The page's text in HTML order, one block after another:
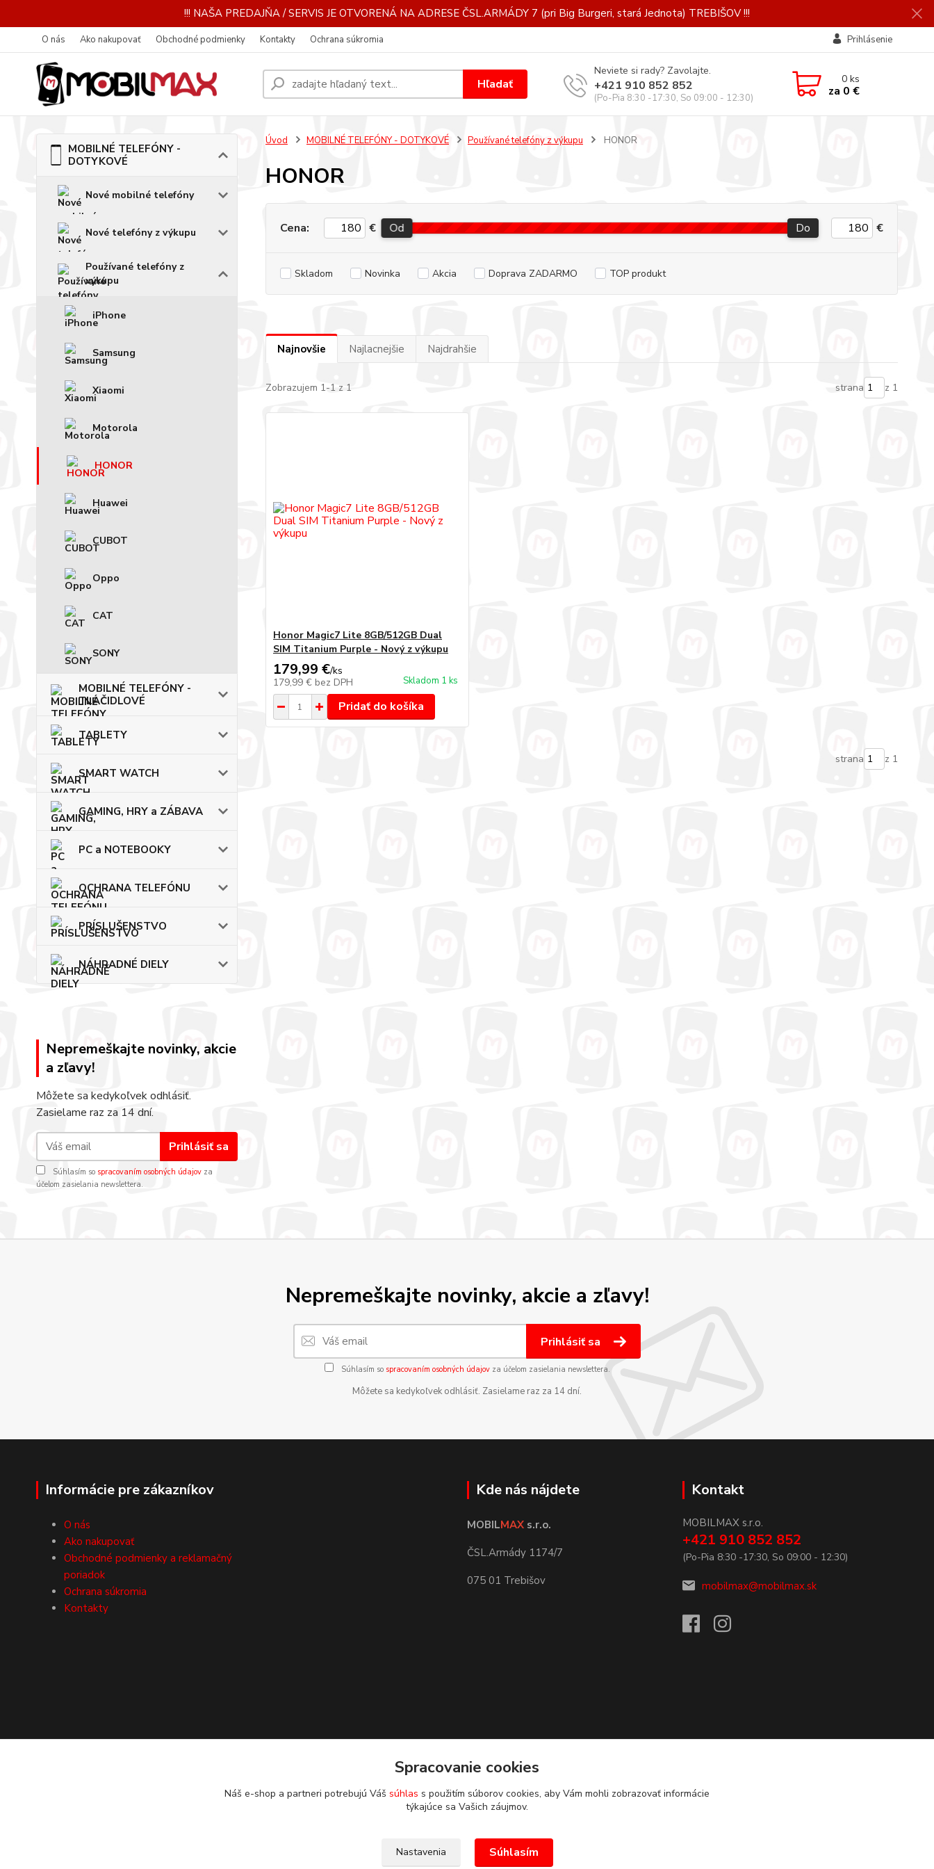
!!! NAŠA PREDAJŇA / SERVIS JE OTVORENÁ NA ADRESE ČSL.ARMÁDY 7 (pri Big Burgeri, stará Jednota) TREBIŠOV !!!
O nás Ako nakupovať Obchodné podmienky Kontakty Ochrana súkromia Prihlásenie
Hľadať
Neviete si rady? Zavolajte.
+421 910 852 852
(Po-Pia 8:30 -17:30, So 09:00 - 12:30)
0ks
za 0 €
MOBILNÉ TELEFÓNY -
DOTYKOVÉ
Nové mobilné telefóny
Nové telefóny z výkupu
Používané telefóny z
výkupu
iPhone
Samsung
Xiaomi
Motorola
HONOR
Huawei
CUBOT
Oppo
CAT
SONY
MOBILNÉ TELEFÓNY -
TLAČIDLOVÉ
TABLETY
SMART WATCH
GAMING, HRY a ZÁBAVA
PC a NOTEBOOKY
OCHRANA TELEFÓNU
PRÍSLUŠENSTVO
NÁHRADNÉ DIELY
Nepremeškajte novinky, akcie
a zľavy!
Môžete sa kedykoľvek odhlásiť.
Zasielame raz za 14 dní.
Prihlásiť sa
Súhlasím so spracovaním osobných údajov za
účelom zasielania newslettera.
Úvod MOBILNÉ TELEFÓNY - DOTYKOVÉ Používané telefóny z výkupu HONOR
HONOR
Cena: € Od Do €
Skladom Novinka Akcia Doprava ZADARMO TOP produkt
Najnovšie Najlacnejšie Najdrahšie
Zobrazujem 1-1 z 1 strana z 1
Honor Magic7 Lite 8GB/512GB Dual
SIM Titanium Purple - Nový z výkupu
179,99 €/ks
179,99 € bez DPH Skladom 1 ks
Pridať do košíka
strana z 1
Nepremeškajte novinky, akcie a zľavy!
Prihlásiť sa
Súhlasím so spracovaním osobných údajovza účelom zasielania newslettera.
Môžete sa kedykoľvek odhlásiť. Zasielame raz za 14 dní.
Informácie pre zákazníkov
O nás
Ako nakupovať
Obchodné podmienky a reklamačný
poriadok
Ochrana súkromia
Kontakty
Kde nás nájdete
MOBILMAX s.r.o.
ČSL.Armády 1174/7
075 01 Trebišov
Kontakt
MOBILMAX s.r.o.
+421 910 852 852
(Po-Pia 8:30 -17:30, So 09:00 - 12:30)
mobilmax@mobilmax.sk
Spracovanie cookies
Náš e-shop a partneri potrebujú Váš súhlas s použitím súborov cookies, aby Vám mohli zobrazovať informácie
týkajúce sa Vašich záujmov.
Nastavenia Súhlasím